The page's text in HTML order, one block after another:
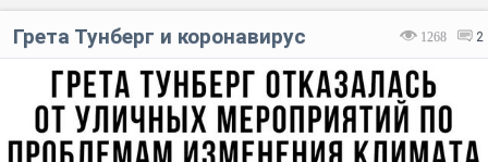
1268 2
Грета Тунберг и коронавирус